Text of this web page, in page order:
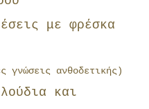
με φρέσκα
γνώσεις ανθοδετικής)
και